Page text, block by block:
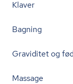
Klaver
Bagning
Graviditet og
Massage